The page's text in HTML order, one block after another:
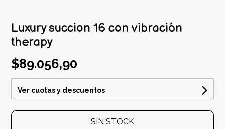
Luxury succion 16 con vibración
therapy
$89.056,90
Ver cuotas y descuentos
SIN STOCK